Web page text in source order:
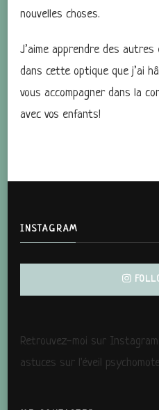
nouvelles choses.
J’aime apprendre des
dans cette optique que j’ai
vous accompagner dans la
avec vos enfants!
INSTAGRAM
Retrouvez-moi sur
astuces sur l'éveil